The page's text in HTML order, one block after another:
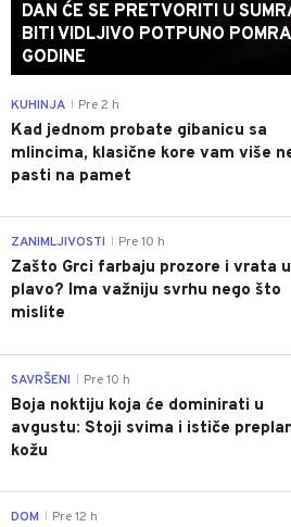
DAN ĆE SE PRETVORITI U
BITI VIDLJIVO POTPUNO
GODINE
KUHINJA Pre 2 h
Kad jednom probate gibanicu sa
mlincima, klasične kore vam više
pasti na pamet
ZANIMLJIVOSTI Pre 10 h
Zašto Grci farbaju prozore i vrata u
plavo? Ima važniju svrhu nego što
mislite
SAVRŠENI Pre 10 h
Boja noktiju koja će dominirati u
avgustu: Stoji svima i ističe
kožu
DOM Pre 12 h